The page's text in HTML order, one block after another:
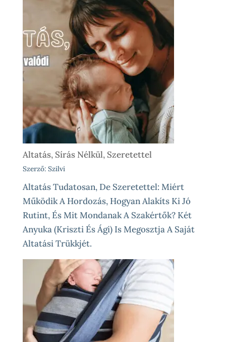
Altatás, Sírás Nélkül, Szeretettel
Szerző: Szilvi
Altatás Tudatosan, De Szeretettel: Miért
Működik A Hordozás, Hogyan Alakíts Ki Jó
Rutint, És Mit Mondanak A Szakértők? Két
Anyuka (Kriszti És Ági) Is Megosztja A Saját
Altatási Trükkjét.